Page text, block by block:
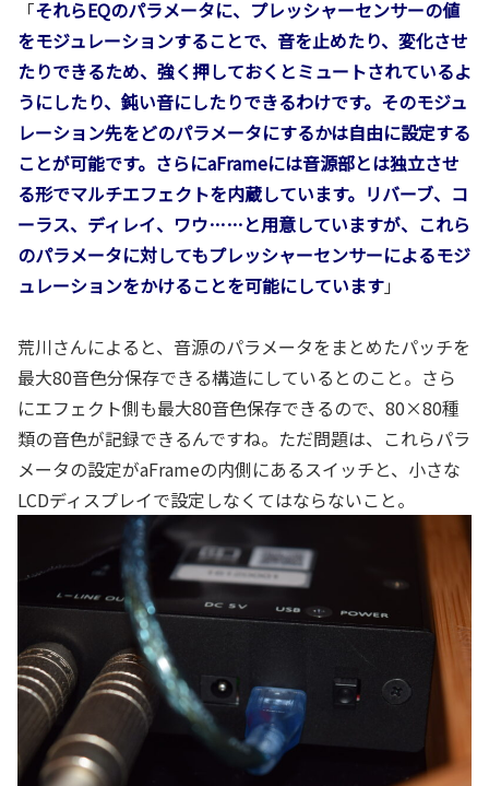
「それらEQのパラメータに、プレッシャーセンサーの値
をモジュレーションすることで、音を止めたり、変化させ
たりできるため、強く押しておくとミュートされているよ
うにしたり、鈍い音にしたりできるわけです。そのモジュ
レーション先をどのパラメータにするかは自由に設定する
ことが可能です。さらにaFrameには音源部とは独立させ
る形でマルチエフェクトを内蔵しています。リバーブ、コ
ーラス、ディレイ、ワウ……と用意していますが、これら
のパラメータに対してもプレッシャーセンサーによるモジ
ュレーションをかけることを可能にしています」
荒川さんによると、音源のパラメータをまとめたパッチを
最大80音色分保存できる構造にしているとのこと。さら
にエフェクト側も最大80音色保存できるので、80×80種
類の音色が記録できるんですね。ただ問題は、これらパラ
メータの設定がaFrameの内側にあるスイッチと、小さな
LCDディスプレイで設定しなくてはならないこと。